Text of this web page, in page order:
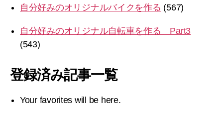
自分好みのオリジナルバイクを作る (567)
自分好みのオリジナル自転車を作る Part3
(543)
登録済み記事一覧
Your favorites will be here.